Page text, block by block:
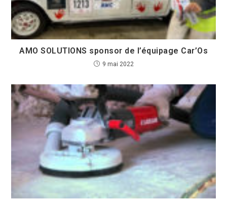
AMO SOLUTIONS sponsor de l’équipage Car’Os
9 mai 2022